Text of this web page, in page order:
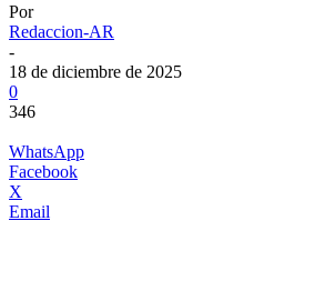
Por
Redaccion-AR
-
18 de diciembre de 2025
0
346
WhatsApp
Facebook
X
Email